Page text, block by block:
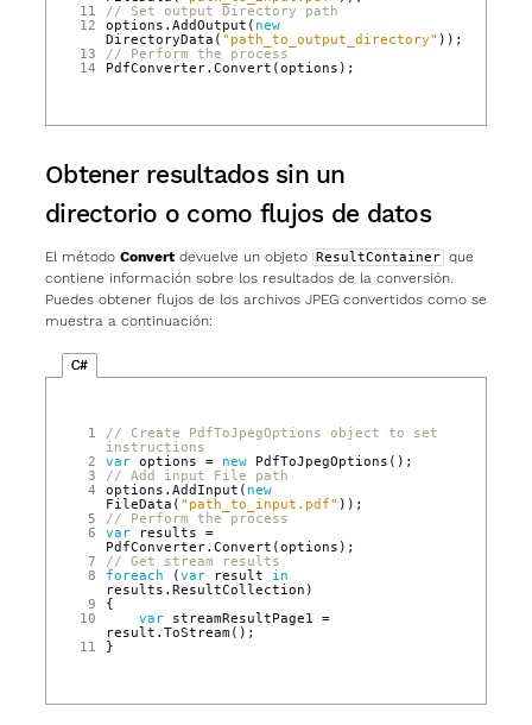
11
// Set output Directory path
12
options .AddOutput ( new
DirectoryData ( "path_to_output_directory" ));
13
// Perform the process
14
PdfConverter.Convert (options );
Obtener resultados sin un
directorio o como flujos de datos
El método Convertdevuelve un objeto ResultContainer que
contiene información sobre los resultados de la conversión.
Puedes obtener flujos de los archivos JPEG convertidos como se
muestra a continuación:
C#
1
// Create PdfToJpegOptions object to set
instructions
2
var options = new PdfToJpegOptions ();
3
// Add input File path
4
options .AddInput ( new
FileData ( "path_to_input.pdf" ));
5
// Perform the process
6
var results
=
PdfConverter.Convert (options );
7
// Get stream results
8
foreach (var result
in
results .ResultCollection )
9
{
10
var streamResultPage1
=
result .ToStream ();
11
}